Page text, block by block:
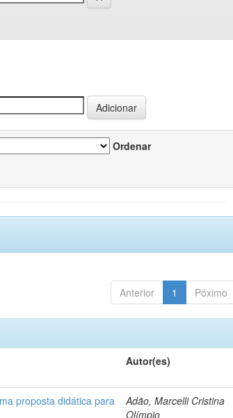
Ordenar
Anterior 1 Póximo
Autor(es)
proposta didática para
Adão, Marcelli Cristina
Olímpio